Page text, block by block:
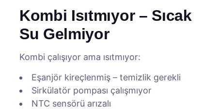
Kombi Isıtmıyor – Sıcak
Su Gelmiyor
Kombi çalışıyor ama ısıtmıyor:
Eşanjör kireçlenmiş – temizlik gerekli
Sirkülatör pompası çalışmıyor
NTC sensörü arızalı